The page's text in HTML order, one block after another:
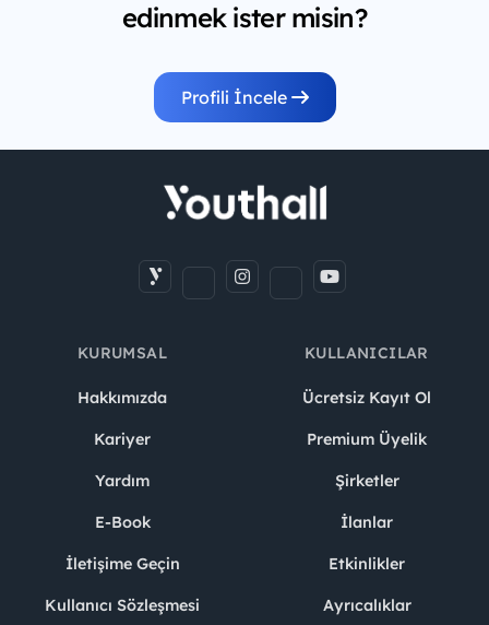
edinmek ister misin?
Profili İncele
KURUMSAL
Hakkımızda
Kariyer
Yardım
E-Book
İletişime Geçin
Kullanıcı Sözleşmesi
KULLANICILAR
Ücretsiz Kayıt Ol
Premium Üyelik
Şirketler
İlanlar
Etkinlikler
Ayrıcalıklar